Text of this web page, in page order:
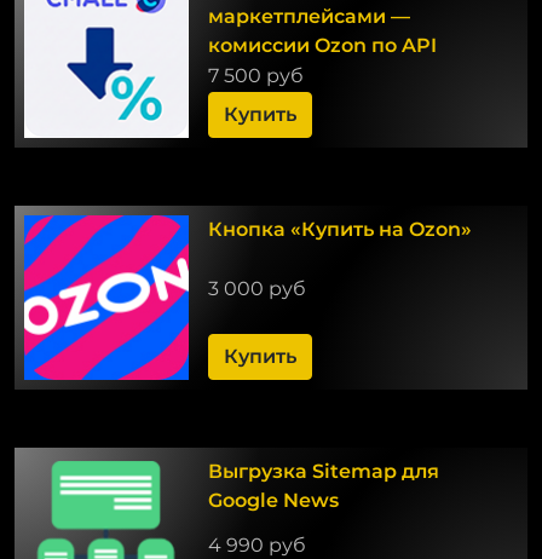
маркетплейсами —
комиссии Ozon по API
7 500 руб
Купить
Кнопка «Купить на Ozon»
3 000 руб
Купить
Выгрузка Sitemap для
Google News
4 990 руб